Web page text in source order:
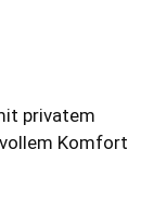
privatem
Komfort